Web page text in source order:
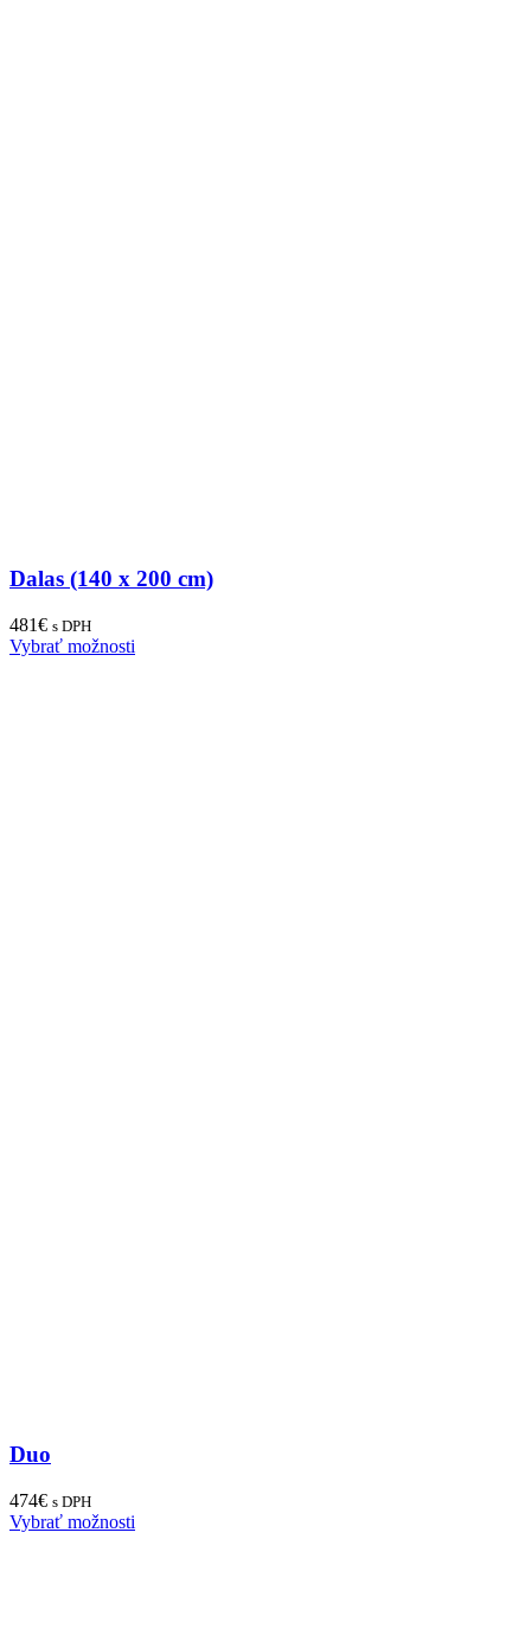
Dalas (140 x 200 cm)
481€ s DPH
Vybrať možnosti
Duo
474€ s DPH
Vybrať možnosti